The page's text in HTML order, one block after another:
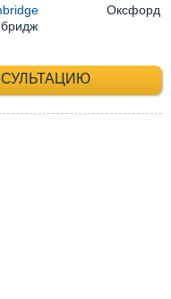
Оксфорд
(495) 660-35-